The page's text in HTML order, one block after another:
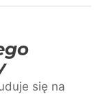
się na